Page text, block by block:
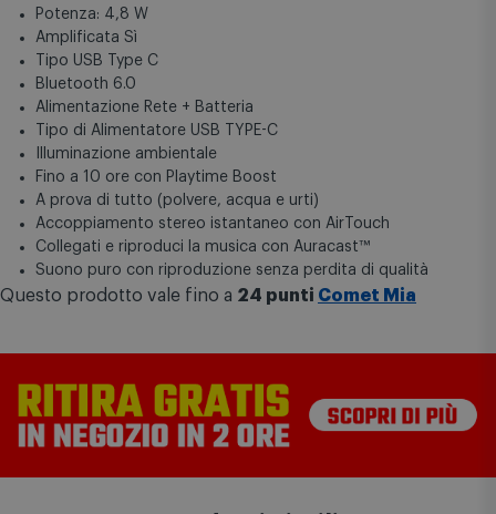
Potenza: 4,8 W
Amplificata Sì
Tipo USB Type C
Bluetooth 6.0
Alimentazione Rete + Batteria
Tipo di Alimentatore USB TYPE-C
Illuminazione ambientale
Fino a 10 ore con Playtime Boost
A prova di tutto (polvere, acqua e urti)
Accoppiamento stereo istantaneo con AirTouch
Collegati e riproduci la musica con Auracast™
Suono puro con riproduzione senza perdita di qualità
Questo prodotto vale fino a 24 punti Comet Mia